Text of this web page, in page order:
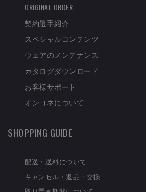
ORIGINAL ORDER
契約選手紹介
スペシャルコンテンツ
ウェアのメンテナンス
カタログダウンロード
お客様サポート
オンヨネについて
SHOPPING GUIDE
配送・送料について
キャンセル・返品・交換